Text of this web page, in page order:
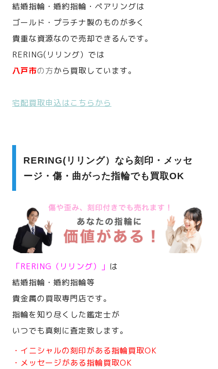
結婚指輪・婚約指輪・ペアリングは
ゴールド・プラチナ製のものが多く
貴重な資源なので売却できるんです。
RERING(リリング）では
八戸市の方から買取しています。
宅配買取申込はこちらから
RERING(リリング）なら刻印・メッセ
ージ・傷・曲がった指輪でも買取OK
「RERING（リリング）」 は
結婚指輪・婚約指輪等
貴金属の買取専門店です。
指輪を知り尽くした鑑定士が
いつでも真剣に査定致します。
・イニシャルの刻印がある指輪買取OK
・メッセージがある指輪買取OK